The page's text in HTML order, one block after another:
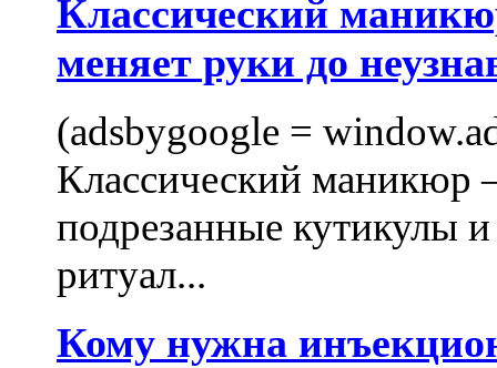
Классический
меняет руки до
(adsbygoogle =
Классический маникюр
подрезанные кутикулы
ритуал...
Кому нужна